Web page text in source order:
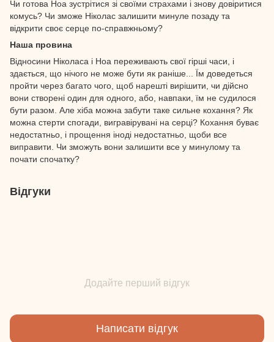
Чи готова Ноа зустрітися зі своїми страхами і знову довіритися
комусь? Чи зможе Ніколас залишити минуле позаду та
відкрити своє серце по-справжньому?
Наша провина
Відносини Ніколаса і Ноа переживають свої гірші часи, і
здається, що нічого не може бути як раніше... Їм доведеться
пройти через багато чого, щоб нарешті вирішити, чи дійсно
вони створені один для одного, або, навпаки, їм не судилося
бути разом. Але хіба можна забути таке сильне кохання? Як
можна стерти спогади, вигравірувані на серці? Кохання буває
недостатньо, і прощення іноді недостатньо, щоби все
виправити. Чи зможуть вони залишити все у минулому та
почати спочатку?
Відгуки
Додайте перший відгук
Написати відгук